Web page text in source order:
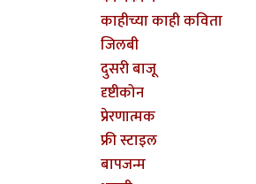
काहीच्या काही कविता
जिलबी
दुसरी बाजू
दृष्टीकोन
प्रेरणात्मक
फ्री स्टाइल
बापजन्म